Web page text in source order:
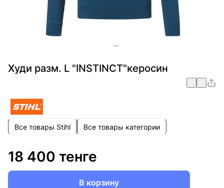
Худи разм. L "INSTINCT"керосин
Все товары Stihl Все товары категории
18 400 тенге
В корзину